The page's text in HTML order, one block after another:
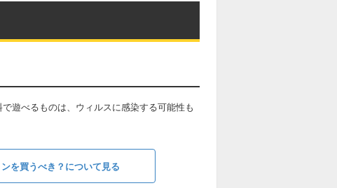
遊べるものは、ウィルスに感染する可能性も
を買うべき？について見る